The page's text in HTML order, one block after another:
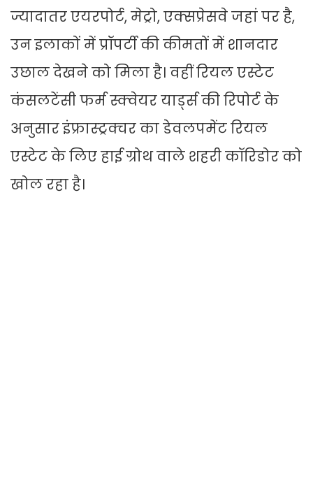
ज्यादातर एयरपोर्ट, मेट्रो, एक्सप्रेसवे जहां पर है,
उन इलाकों में प्रॉपर्टी की कीमतों में शानदार
उछाल देखने को मिला है। वहीं रियल एस्टेट
कंसलटेंसी फर्म स्क्वेयर यार्ड्स की रिपोर्ट के
अनुसार इंफ्रास्ट्रक्चर का डेवलपमेंट रियल
एस्टेट के लिए हाई ग्रोथ वाले शहरी कॉरिडोर को
खोल रहा है।